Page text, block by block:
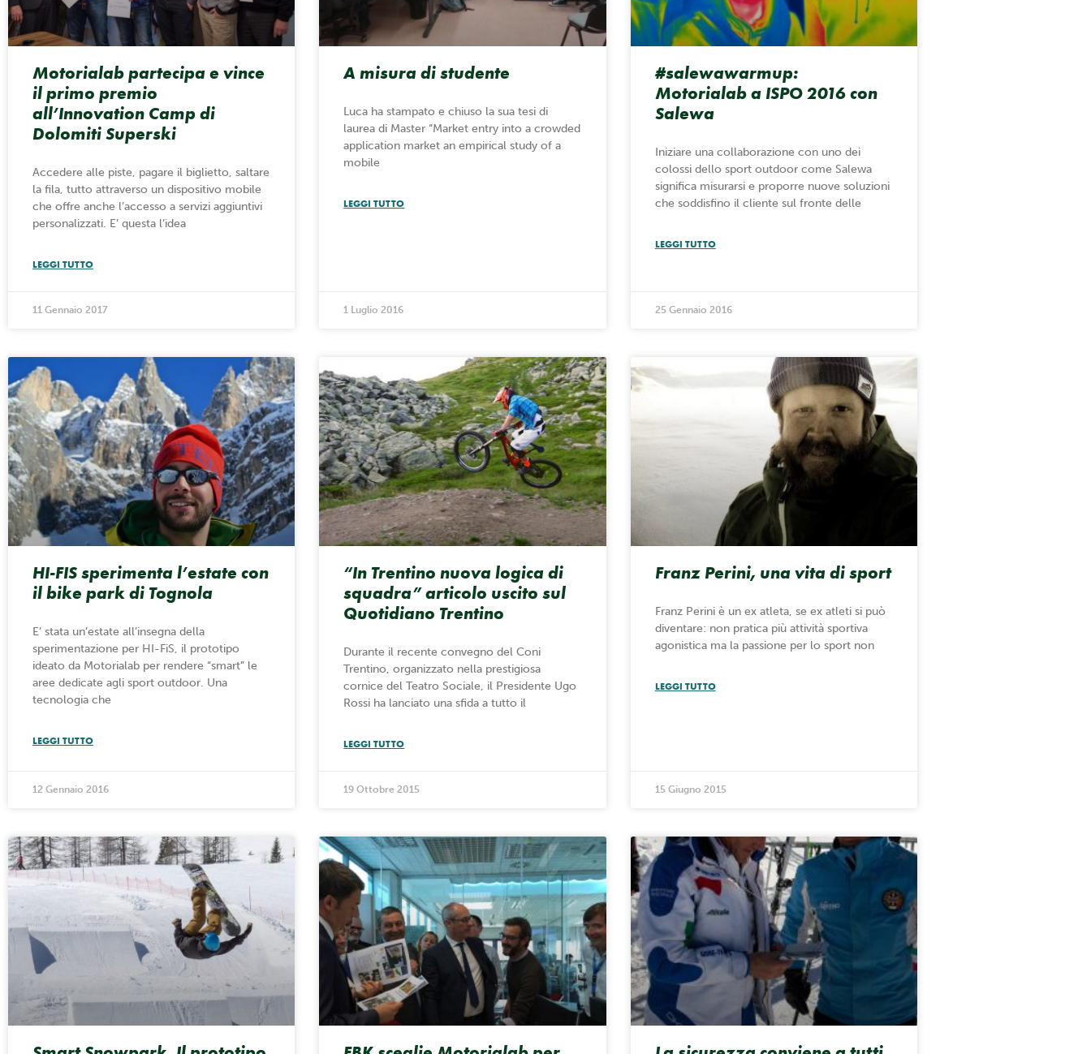
Motorialab partecipa e vince
il primo premio
all’Innovation Camp di
Dolomiti Superski
Accedere alle piste, pagare il biglietto, saltare
la fila, tutto attraverso un dispositivo mobile
che offre anche l’accesso a servizi aggiuntivi
personalizzati. E’ questa l’idea
LEGGI TUTTO
11 Gennaio 2017
A misura di studente
Luca ha stampato e chiuso la sua tesi di
laurea di Master “Market entry into a crowded
application market an empirical study of a
mobile
LEGGI TUTTO
1 Luglio 2016
#salewawarmup:
Motorialab a ISPO 2016 con
Salewa
Iniziare una collaborazione con uno dei
colossi dello sport outdoor come Salewa
significa misurarsi e proporre nuove soluzioni
che soddisfino il cliente sul fronte delle
LEGGI TUTTO
25 Gennaio 2016
HI-FIS sperimenta l’estate con
il bike park di Tognola
E’ stata un’estate all’insegna della
sperimentazione per HI-FiS, il prototipo
ideato da Motorialab per rendere “smart” le
aree dedicate agli sport outdoor. Una
tecnologia che
LEGGI TUTTO
12 Gennaio 2016
“In Trentino nuova logica di
squadra” articolo uscito sul
Quotidiano Trentino
Durante il recente convegno del Coni
Trentino, organizzato nella prestigiosa
cornice del Teatro Sociale, il Presidente Ugo
Rossi ha lanciato una sfida a tutto il
LEGGI TUTTO
19 Ottobre 2015
Franz Perini, una vita di sport
Franz Perini è un ex atleta, se ex atleti si può
diventare: non pratica più attività sportiva
agonistica ma la passione per lo sport non
LEGGI TUTTO
15 Giugno 2015